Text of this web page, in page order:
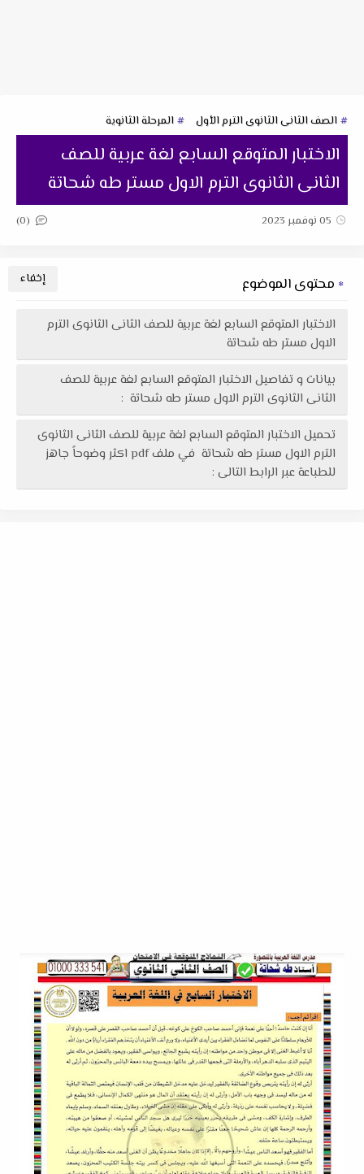
الصف الثانى الثانوى الترم الأول المرحلة الثانوية
الاختبار المتوقع السابع لغة عربية للصف
الثانى الثانوى الترم الاول مستر طه شحاتة
05 نوفمبر 2023 (0)
محتوى الموضوع
الاختبار المتوقع السابع لغة عربية للصف الثانى الثانوى الترم
الاول مستر طه شحاتة
بيانات و تفاصيل الاختبار المتوقع السابع لغة عربية للصف
الثانى الثانوى الترم الاول مستر طه شحاتة :
تحميل الاختبار المتوقع السابع لغة عربية للصف الثانى الثانوى
الترم الاول مستر طه شحاتة في ملف pdf اكثر وضوحاً جاهز
للطباعة عبر الرابط التالى :